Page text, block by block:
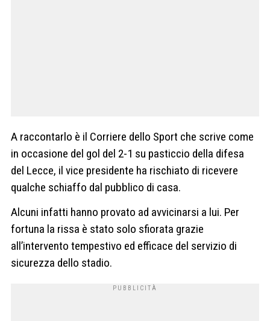
A raccontarlo è il Corriere dello Sport che scrive come
in occasione del gol del 2-1 su pasticcio della difesa
del Lecce, il vice presidente ha rischiato di ricevere
qualche schiaffo dal pubblico di casa.
Alcuni infatti hanno provato ad avvicinarsi a lui. Per
fortuna la rissa è stato solo sfiorata grazie
all’intervento tempestivo ed efficace del servizio di
sicurezza dello stadio.